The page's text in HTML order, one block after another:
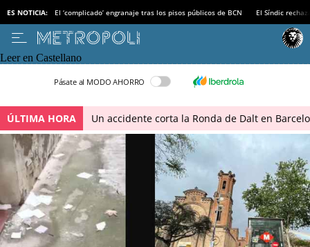
ES NOTICIA: El ‘complicado’ engranaje tras los pisos públicos de BCN El Síndic
Leer en Castellano
Pásate al MODO AHORRO
ÚLTIMA HORA Un accidente corta la Ronda de Dalt en